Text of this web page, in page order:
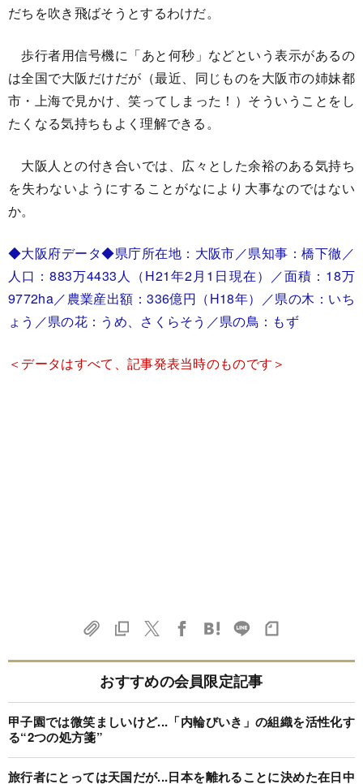
だちを吹き飛ばそうとするわけだ。
歩行者用信号機に「あと何秒」などという表示があるの
は全国で大阪だけだが（最近、同じものを大阪市の姉妹都
市・上海で見かけ、笑ってしまった！）そういうことをし
たくなる気持ちもよく理解できる。
大阪人との付き合いでは、広々とした余裕のある気持ち
を失わないようにすることがなにより大事なのではない
か。
◆大阪府データ◆県庁所在地：大阪市／県知事：橋下徹／
人口：883万4433人（H21年2月1日現在）／面積：18万
9772ha／農業産出額：336億円（H18年）／県の木：いち
ょう／県の花：うめ、さくらそう／県の鳥：もず
＜ データはすべて、記事発表当時のものです ＞
おすすめの会員限定記事
甲子園では微笑ましいけど...「内輪びいき」の組織を活性化す
る“2つの処方箋”
旅行者にとっては天国だが...日本を離れることに決めた在日中